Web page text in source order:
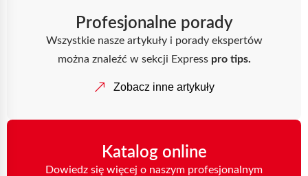
Profesjonalne porady
Wszystkie nasze artykuły i porady ekspertów
można znaleźć w sekcji Express pro tips.
Zobacz inne artykuły
Katalog online
Dowiedz się więcej o naszym profesjonalnym